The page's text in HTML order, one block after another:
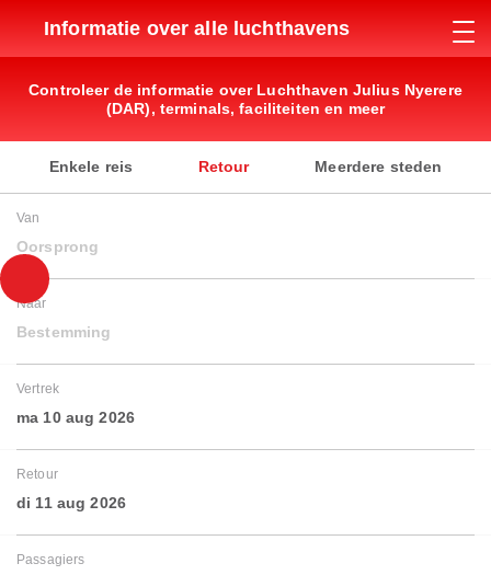
Informatie over alle luchthavens
Controleer de informatie over Luchthaven Julius Nyerere
(DAR), terminals, faciliteiten en meer
Enkele reis Retour Meerdere steden
Van
Oorsprong
Naar
Bestemming
Vertrek
ma 10 aug 2026
Retour
di 11 aug 2026
Passagiers